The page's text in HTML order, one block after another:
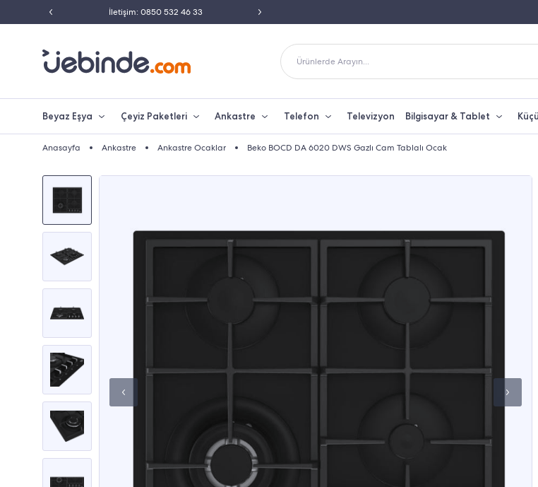
İletişim: 0850 532 46 33
Ürünlerde Arayın...
Beyaz Eşya Çeyiz Paketleri Ankastre Telefon Televizyon Bilgisayar & Tablet
Anasayfa Ankastre Ankastre Ocaklar Beko BOCD DA 6020 DWS Gazlı Cam Tablalı Ocak